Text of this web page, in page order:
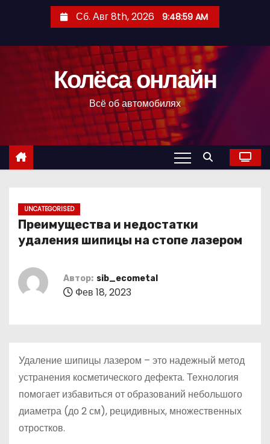
с
Сб. Авг 8th, 2026 9:49:00 AM
Колёса онлайн
Всё об автомобилях
UNCATEGORISED
Преимущества и недостатки
удаления шипицы на стопе лазером
Автор: sib_ecometal
Фев 18, 2023
Удаление шипицы лазером – это надежный метод
устранения косметического дефекта. Технология
помогает избавиться от образований небольшого
диаметра (до 2 см), рецидивных, множественных
отростков.